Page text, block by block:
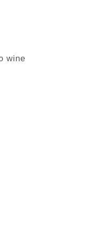
wine